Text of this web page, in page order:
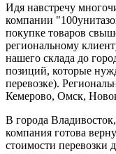
Идя навстречу
компании
покупке товаров
региональному
нашего склада до
позиций, которые
перевозке).
Кемерово, Омск,
В города
компания готова
стоимости перевозки